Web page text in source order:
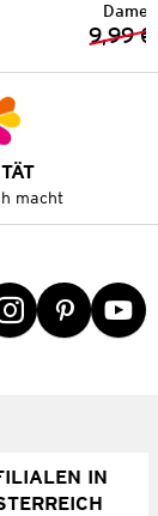
9,99 €
macht
IN